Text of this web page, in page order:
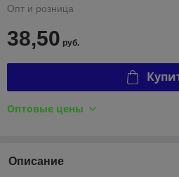
Опт и розница
38,50 руб.
Оптовые цены
Описание